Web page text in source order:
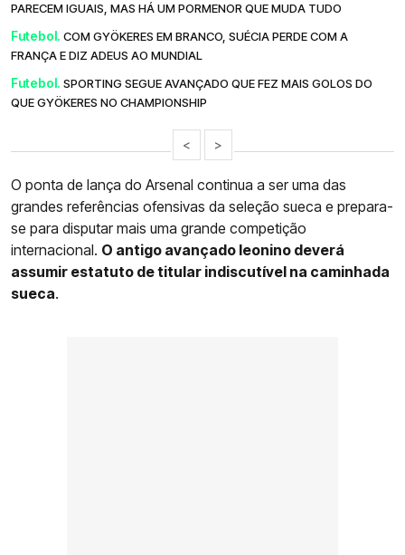
PARECEM IGUAIS, MAS HÁ UM PORMENOR QUE MUDA TUDO
Futebol. COM GYÖKERES EM BRANCO, SUÉCIA PERDE COM A
FRANÇA E DIZ ADEUS AO MUNDIAL
Futebol. SPORTING SEGUE AVANÇADO QUE FEZ MAIS GOLOS DO
QUE GYÖKERES NO CHAMPIONSHIP
< >
O ponta de lança do Arsenal continua a ser uma das
grandes referências ofensivas da seleção sueca e prepara-
se para disputar mais uma grande competição
internacional. O antigo avançado leonino deverá
assumir estatuto de titular indiscutível na caminhada
sueca.